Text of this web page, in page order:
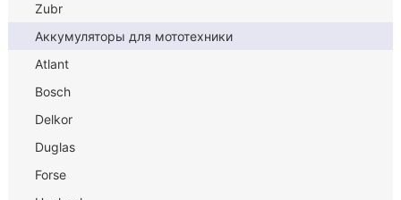
Zubr
Аккумуляторы для мототехники
Atlant
Bosch
Delkor
Duglas
Forse